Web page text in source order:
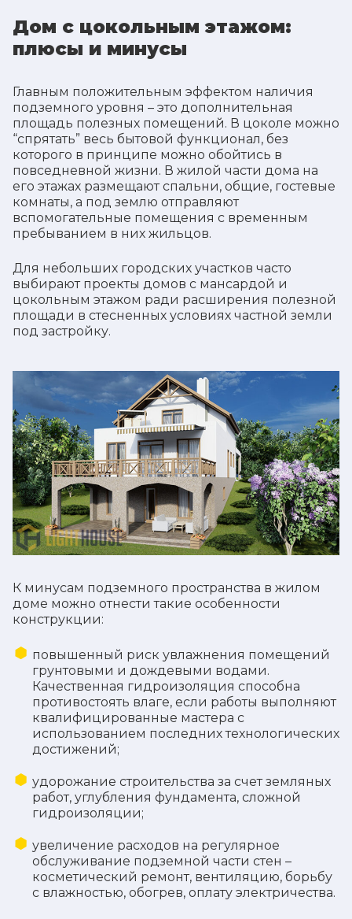
Дом с цокольным этажом:
плюсы и минусы
Главным положительным эффектом наличия
подземного уровня – это дополнительная
площадь полезных помещений. В цоколе можно
“спрятать” весь бытовой функционал, без
которого в принципе можно обойтись в
повседневной жизни. В жилой части дома на
его этажах размещают спальни, общие, гостевые
комнаты, а под землю отправляют
вспомогательные помещения с временным
пребыванием в них жильцов.
Для небольших городских участков часто
выбирают проекты домов с мансардой и
цокольным этажом ради расширения полезной
площади в стесненных условиях частной земли
под застройку.
К минусам подземного пространства в жилом
доме можно отнести такие особенности
конструкции:
повышенный риск увлажнения помещений
грунтовыми и дождевыми водами.
Качественная гидроизоляция способна
противостоять влаге, если работы выполняют
квалифицированные мастера с
использованием последних технологических
достижений;
удорожание строительства за счет земляных
работ, углубления фундамента, сложной
гидроизоляции;
увеличение расходов на регулярное
обслуживание подземной части стен –
косметический ремонт, вентиляцию, борьбу
с влажностью, обогрев, оплату электричества.